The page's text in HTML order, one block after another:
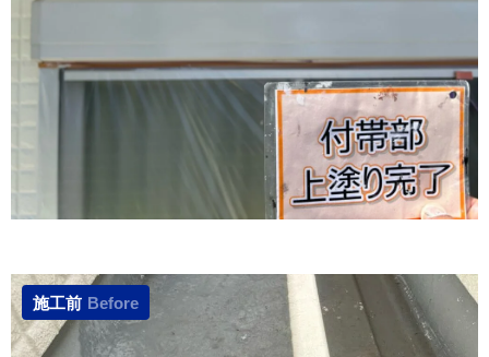
施工前 Before